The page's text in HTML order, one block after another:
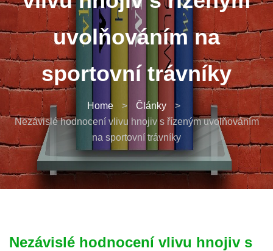
uvolňováním na
sportovní trávníky
Home > Články
>
Nezávislé hodnocení vlivu hnojiv s řízeným uvolňováním
na sportovní trávníky
Nezávislé hodnocení vlivu hnojiv s